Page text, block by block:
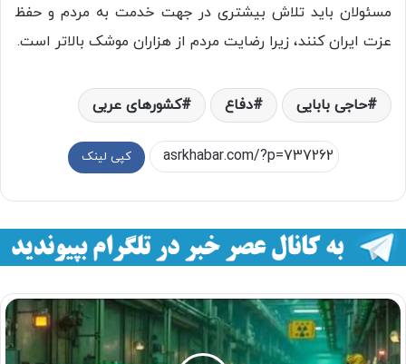
مسئولان باید تلاش بیشتری در جهت خدمت به مردم و حفظ
عزت ایران کنند، زیرا رضایت مردم از هزاران موشک بالاتر است.
حاجی بابایی دفاع کشورهای عربی
کپی لینک